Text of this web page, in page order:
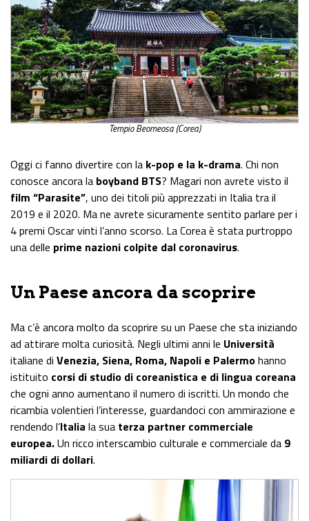
Tempio Beomeosa (Corea)
Oggi ci fanno divertire con la k-pop e la k-drama. Chi non
conosce ancora la boyband BTS? Magari non avrete visto il
film “Parasite”, uno dei titoli più apprezzati in Italia tra il
2019 e il 2020. Ma ne avrete sicuramente sentito parlare per i
4 premi Oscar vinti l’anno scorso. La Corea è stata purtroppo
una delle prime nazioni colpite dal coronavirus.
Un Paese ancora da scoprire
Ma c’è ancora molto da scoprire su un Paese che sta iniziando
ad attirare molta curiosità. Negli ultimi anni le Università
italiane di Venezia, Siena, Roma, Napoli e Palermohanno
istituito corsi di studio di coreanistica e di lingua coreana
che ogni anno aumentano il numero di iscritti. Un mondo che
ricambia volentieri l’interesse, guardandoci con ammirazione e
rendendo l’Italia la sua terza partner commerciale
europea.Un ricco interscambio culturale e commerciale da 9
miliardi di dollari.